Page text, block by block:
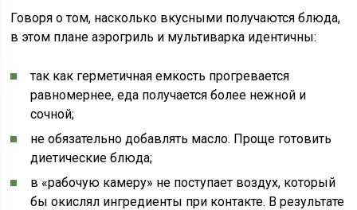
Говоря о том, насколько вкусными получаются блюда,
в этом плане аэрогриль и мультиварка идентичны:
так как герметичная емкость прогревается
равномернее, еда получается более нежной и
сочной;
не обязательно добавлять масло. Проще готовить
диетические блюда;
в «рабочую камеру» не поступает воздух, который
бы окислял ингредиенты при контакте. В результате